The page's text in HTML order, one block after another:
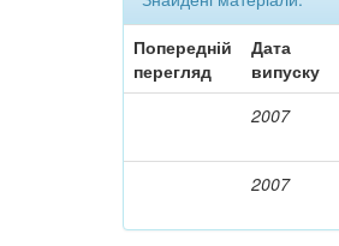
Попередній
перегляд
Дата
випуску
2007
2007